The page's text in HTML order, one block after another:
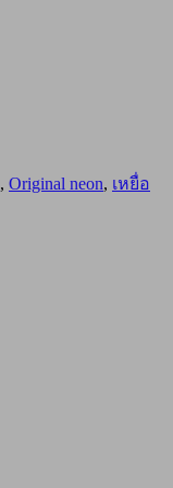
, Original neon, เหยื่อ